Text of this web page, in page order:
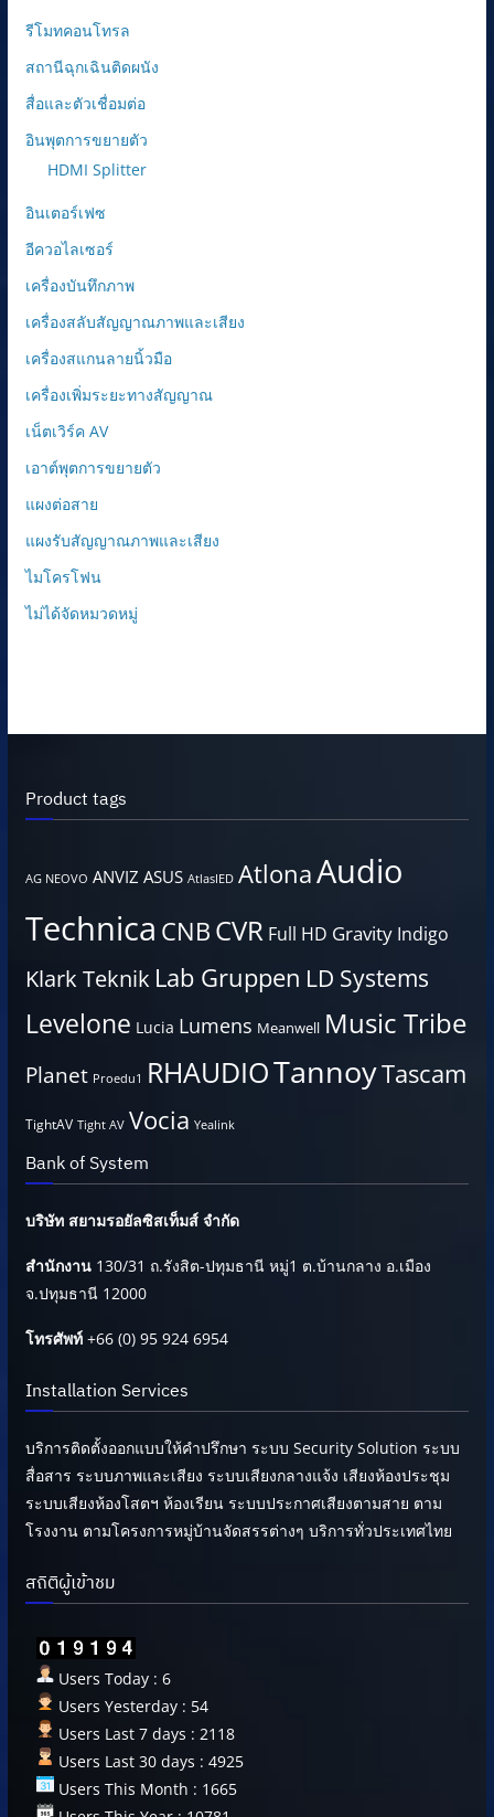
รีโมทคอนโทรล
สถานีฉุกเฉินติดผนัง
สื่อและตัวเชื่อมต่อ
อินพุตการขยายตัว
HDMI Splitter
อินเตอร์เฟซ
อีควอไลเซอร์
เครื่องบันทึกภาพ
เครื่องสลับสัญญาณภาพและเสียง
เครื่องสแกนลายนิ้วมือ
เครื่องเพิ่มระยะทางสัญญาณ
เน็ตเวิร์ค AV
เอาต์พุตการขยายตัว
แผงต่อสาย
แผงรับสัญญาณภาพและเสียง
ไมโครโฟน
ไม่ได้จัดหมวดหมู่
Product tags
AG NEOVO ANVIZ ASUS AtlasIED AtlonaAudio
Technica CNBCVR Full HD Gravity Indigo
Klark Teknik Lab Gruppen LD Systems
Levelone Lucia Lumens Meanwell Music Tribe
Planet Proedu1 RHAUDIOTannoyTascam
TightAV Tight AV Vocia Yealink
Bank of System
บริษัท สยามรอยัลซิสเท็มส์ จำกัด
สำนักงาน130/31 ถ.รังสิต-ปทุมธานี หมู่1 ต.บ้านกลาง อ.เมือง
จ.ปทุมธานี 12000
โทรศัพท์+66 (0) 95 924 6954
Installation Services
บริการติดตั้งออกแบบให้คำปรึกษา ระบบ Security Solution ระบบ
สื่อสาร ระบบภาพและเสียง ระบบเสียงกลางแจ้ง เสียงห้องประชุม
ระบบเสียงห้องโสตฯ ห้องเรียน ระบบประกาศเสียงตามสาย ตาม
โรงงาน ตามโครงการหมู่บ้านจัดสรรต่างๆ บริการทั่วประเทศไทย
สถิติผู้เข้าชม
Users Today : 6
Users Yesterday : 54
Users Last 7 days : 2118
Users Last 30 days : 4925
Users This Month : 1665